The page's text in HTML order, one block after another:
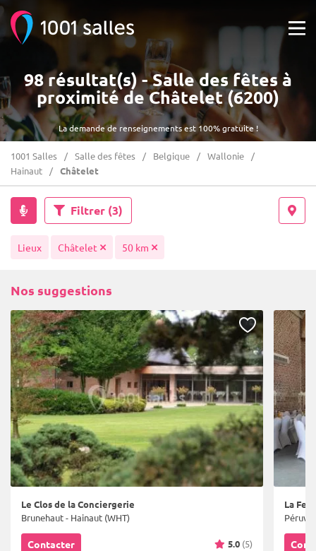
La demande de renseignements est 100% gratuite !
98 résultat(s) - Salle des fêtes à
proximité de Châtelet (6200)
1001 Salles Salle des fêtes Belgique
Wallonie
Hainaut
Châtelet
Filtrer (3)
Lieux Châtelet 50 km
Nos suggestions
Le Clos de la Conciergerie
Brunehaut - Hainaut (WHT)
Contacter 5.0 (5)
La